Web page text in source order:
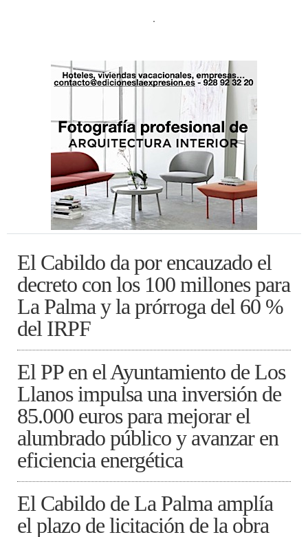
.
El Cabildo da por encauzado el
decreto con los 100 millones para
La Palma y la prórroga del 60 %
del IRPF
El PP en el Ayuntamiento de Los
Llanos impulsa una inversión de
85.000 euros para mejorar el
alumbrado público y avanzar en
eficiencia energética
El Cabildo de La Palma amplía
el plazo de licitación de la obra